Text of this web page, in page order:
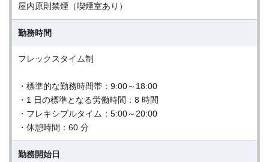
屋内原則禁煙（喫煙室あり）
勤務時間
フレックスタイム制
・標準的な勤務時間帯：9:00～18:00
・1 日の標準となる労働時間：8 時間
・フレキシブルタイム：5:00～20:00
・休憩時間：60 分
勤務開始日